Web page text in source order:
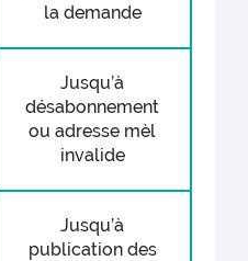
la demande
Jusqu’à
désabonnement
ou adresse mèl
invalide
Jusqu’à
publication des